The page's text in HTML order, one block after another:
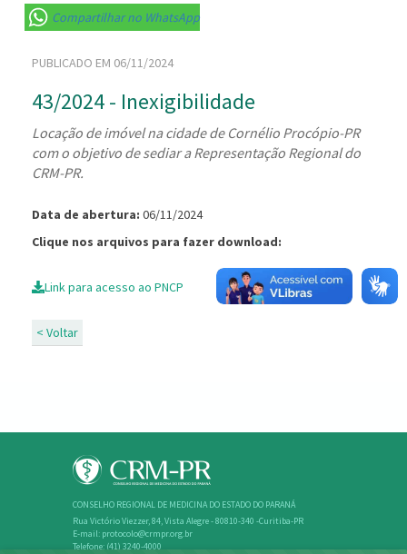
Compartilhar no WhatsApp
PUBLICADO EM 06/11/2024
43/2024 - Inexigibilidade
Locação de imóvel na cidade de Cornélio Procópio-PR
com o objetivo de sediar a Representação Regional do
CRM-PR.
Data de abertura: 06/11/2024
Clique nos arquivos para fazer download:
Link para acesso ao PNCP
< Voltar
CONSELHO REGIONAL DE MEDICINA DO ESTADO DO PARANÁ
Rua Victório Viezzer, 84, Vista Alegre - 80810-340 -Curitiba-PR
E-mail: protocolo@crmpr.org.br
Telefone: (41) 3240-4000